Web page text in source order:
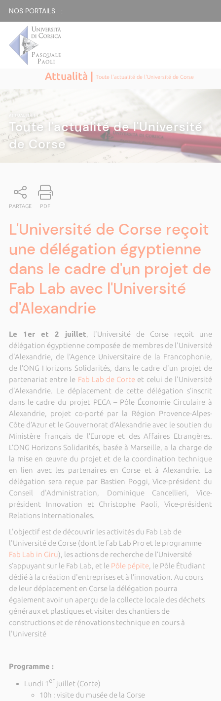
NOS PORTAILS :
Attualità |Toute l'actualité de l'Université de Corse
ATTUALITÀ|
Toute l'actualité de l'Université
de Corse
PARTAGE PDF
L'Université de Corse reçoit
une délégation égyptienne
dans le cadre d'un projet de
Fab Lab avec l'Université
d'Alexandrie
Le 1er et 2 juillet, l'Université de Corse reçoit une
délégation égyptienne composée de membres de l'Université
d'Alexandrie, de l’Agence Universitaire de la Francophonie,
de l’ONG Horizons Solidarités, dans le cadre d'un projet de
partenariat entre le Fab Lab de Corte et celui de l'Université
d'Alexandrie. Le déplacement de cette délégation s’inscrit
dans le cadre du projet PECA – Pôle Économie Circulaire à
Alexandrie, projet co-porté par la Région Provence-Alpes-
Côte d’Azur et le Gouvernorat d’Alexandrie avec le soutien du
Ministère français de l’Europe et des Affaires Etrangères.
L’ONG Horizons Solidarités, basée à Marseille, a la charge de
la mise en œuvre du projet et de la coordination technique
en lien avec les partenaires en Corse et à Alexandrie. La
délégation sera reçue par Bastien Poggi, Vice-président du
Conseil d'Administration, Dominique Cancellieri, Vice-
président Innovation et Christophe Paoli, Vice-président
Relations Internationales.
L'objectif est de découvrir les activités du Fab Lab de
l'Université de Corse (dont le Fab Lab Pro et le programme
Fab Lab in Giru), les actions de recherche de l’Université
s’appuyant sur le Fab Lab, et le Pôle pépite, le Pôle Étudiant
dédié à la création d'entreprises et à l’innovation. Au cours
de leur déplacement en Corse la délégation pourra
également avoir un aperçu de la collecte locale des déchets
généraux et plastiques et visiter des chantiers de
constructions et de rénovations technique en cours à
l'Université
Programme :
Lundi 1 er juillet (Corte)
10h : visite du musée de la Corse